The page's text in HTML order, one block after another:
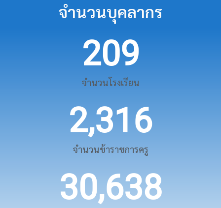
จำนวนบุคลากร
จำนวนโรงเรียน
209
จำนวนข้าราชการครู
2,316
30,638